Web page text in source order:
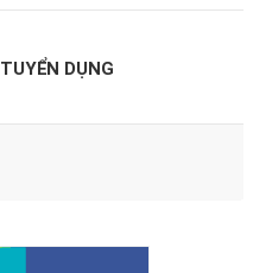
TUYỂN DỤNG